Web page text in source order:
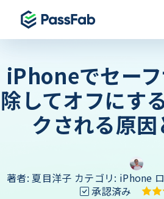
iPhoneでセー
除してオフにす
クされる原
著者: 夏目洋子 カテゴリ: iPhone
承認済み